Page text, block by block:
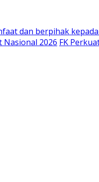
dan berpihak
Nasional 2026 FK